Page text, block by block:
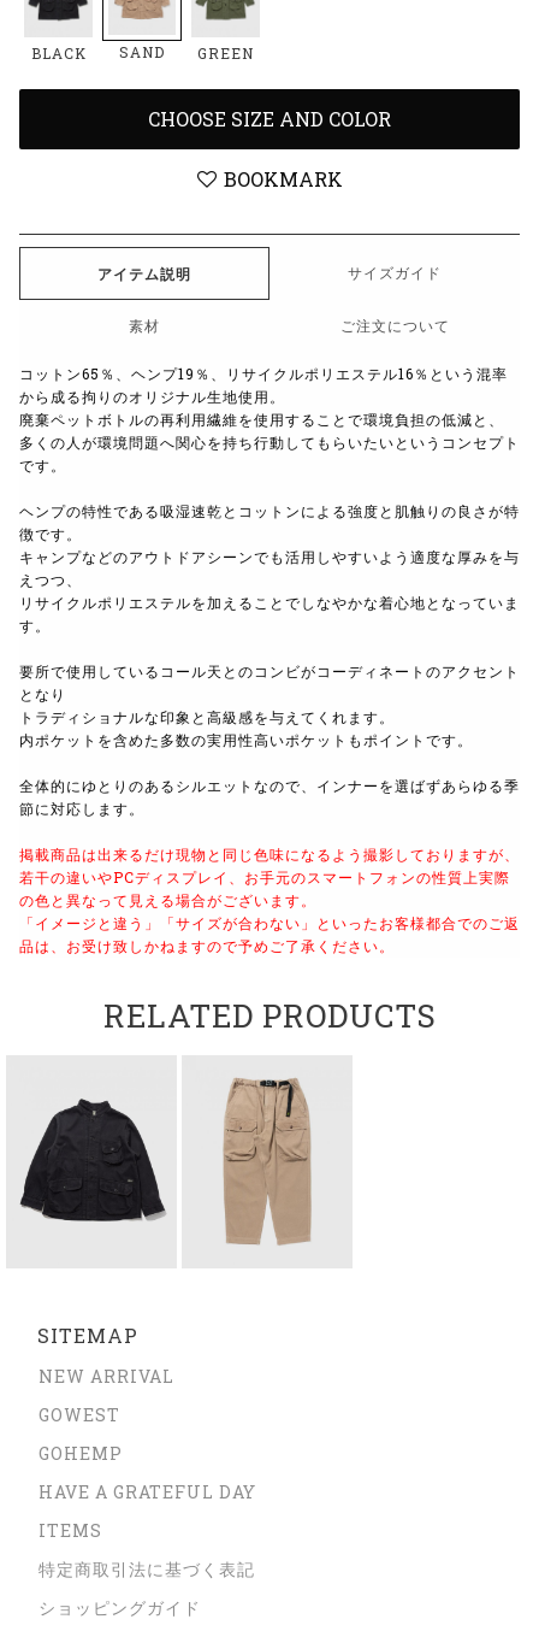
BLACK SAND GREEN
CHOOSE SIZE AND COLOR
BOOKMARK
アイテム説明 サイズガイド
素材 ご注文について
コットン65％、ヘンプ19％、リサイクルポリエステル16％という混率
から成る拘りのオリジナル生地使用。
廃棄ペットボトルの再利用繊維を使用することで環境負担の低減と、
多くの人が環境問題へ関心を持ち行動してもらいたいというコンセプト
です。
ヘンプの特性である吸湿速乾とコットンによる強度と肌触りの良さが特
徴です。
キャンプなどのアウトドアシーンでも活用しやすいよう適度な厚みを与
えつつ、
リサイクルポリエステルを加えることでしなやかな着心地となっていま
す。
要所で使用しているコール天とのコンビがコーディネートのアクセント
となり
トラディショナルな印象と高級感を与えてくれます。
内ポケットを含めた多数の実用性高いポケットもポイントです。
全体的にゆとりのあるシルエットなので、インナーを選ばずあらゆる季
節に対応します。
掲載商品は出来るだけ現物と同じ色味になるよう撮影しておりますが、
若干の違いやPCディスプレイ、お手元のスマートフォンの性質上実際
の色と異なって見える場合がございます。
「イメージと違う」「サイズが合わない」といったお客様都合でのご返
品は、お受け致しかねますので予めご了承ください。
RELATED PRODUCTS
SITEMAP
NEW ARRIVAL
GOWEST
GOHEMP
HAVE A GRATEFUL DAY
ITEMS
特定商取引法に基づく表記
ショッピングガイド